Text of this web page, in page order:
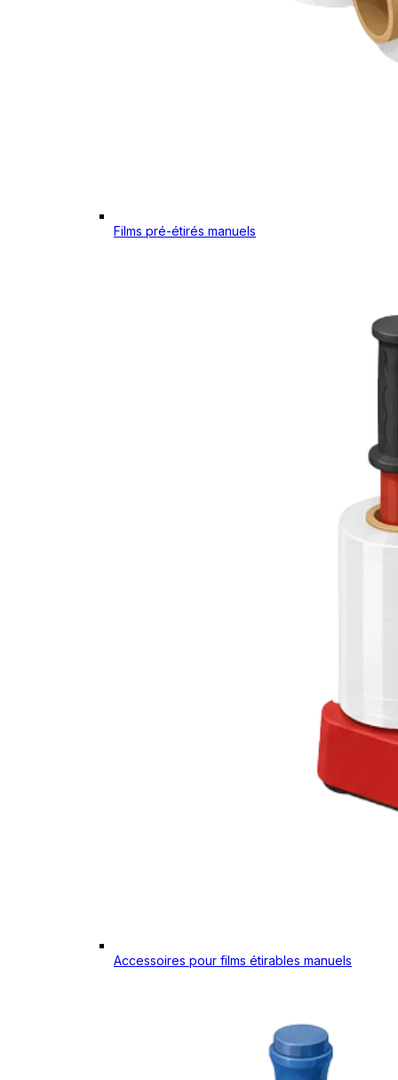
Films pré-étirés manuels
Accessoires pour films étirables manuels